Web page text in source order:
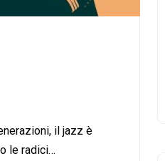
il jazz è
le radici…